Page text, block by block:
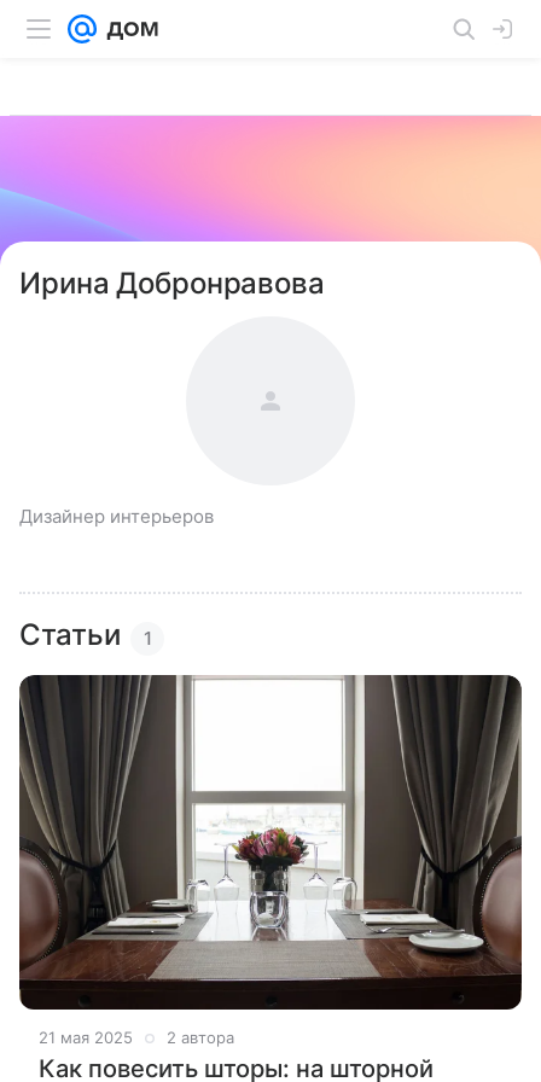
Ирина Добронравова
Дизайнер интерьеров
Статьи 1
21 мая 2025 2 автора
Как повесить шторы: на шторной